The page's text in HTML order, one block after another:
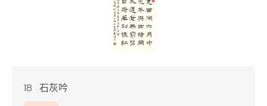
18 石灰吟